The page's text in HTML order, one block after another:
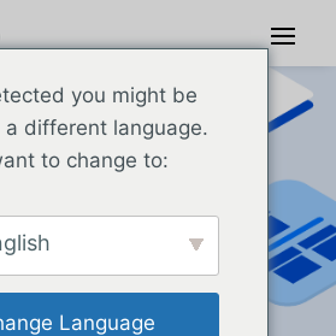
you might be
a different language.
to change to:
Language